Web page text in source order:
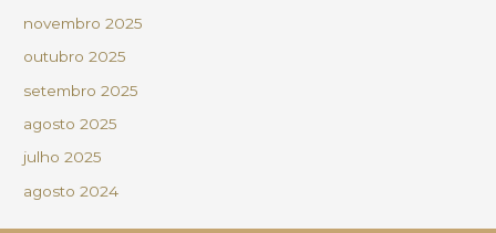
novembro 2025
outubro 2025
setembro 2025
agosto 2025
julho 2025
agosto 2024